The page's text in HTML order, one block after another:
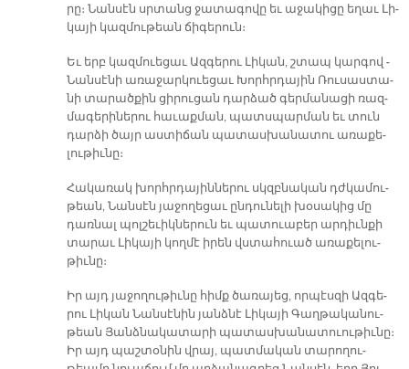
րը։ ­Նան­սէն սրտանց ջա­տա­գո­վը եւ ա­ջա­կի­ցը ե­ղաւ ­Լի­
կա­յի կազ­մու­թեան ճի­գե­րուն։
Եւ երբ կազ­մո­ւե­ցաւ Ազ­գե­րու ­Լի­կան, շտապ կար­գով ­
Նան­սէ­նի ա­ռա­ջար­կո­ւե­ցաւ ­Խորհր­դա­յին Ռու­սաս­տա­
նի տա­րած­քին ցի­րու­ցան դար­ձած գեր­մա­նա­ցի ռազ­
մա­գե­րի­նե­րու հա­ւաք­ման, պատս­պար­ման եւ տուն
դար­ձի ծայր աս­տի­ճան պա­տաս­խա­նա­տու ա­ռա­քե­
լու­թիւ­նը։
Հա­կա­ռակ խորհր­դա­յին­նե­րու սկզբնա­կան դժկա­մու­
թեան, Նան­սէն յա­ջո­ղե­ցաւ ըն­դու­նե­լի խօ­սա­կից մը
դառ­նալ պոլ­շե­ւիկ­նե­րուն եւ պա­տո­ւա­բեր ար­դիւն­քի
տա­րաւ ­Լի­կա­յի կող­մէ ի­րեն վստա­հո­ւած ա­ռա­քե­լու­
թիւ­նը։
Իր այդ յա­ջո­ղու­թիւ­նը հիմք ծա­ռա­յեց, որ­պէս­զի Ազ­գե­
րու ­Լի­կան ­Նան­սէ­նին յանձ­նէ ­Լի­կա­յի Գաղ­թա­կա­նու­
թեան ­Յանձ­նա­կա­տա­րի պա­տաս­խա­նա­տուու­թիւ­նը։
Իր այդ պաշ­տօ­նին վրայ, պատ­մա­կան տա­րո­ղու­